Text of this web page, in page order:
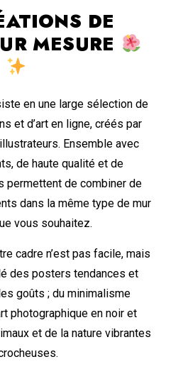
DE
MESURE
en une large sélection de
et d’art en ligne, créés par
Ensemble avec
de haute qualité et de
permettent de combiner de
dans la même type de mur
vous souhaitez.
cadre n’est pas facile, mais
des posters tendances et
goûts ; du minimalisme
photographique en noir et
et de la nature vibrantes